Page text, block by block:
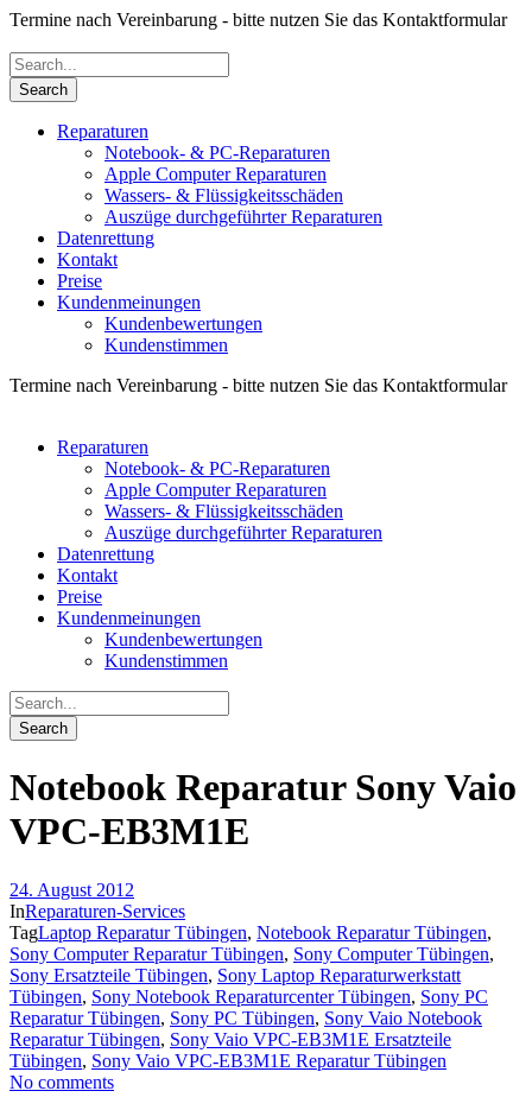
Termine nach Vereinbarung - bitte nutzen Sie das Kontaktformular
Reparaturen
Notebook- & PC-Reparaturen
Apple Computer Reparaturen
Wassers- & Flüssigkeitsschäden
Auszüge durchgeführter Reparaturen
Datenrettung
Kontakt
Preise
Kundenmeinungen
Kundenbewertungen
Kundenstimmen
Termine nach Vereinbarung - bitte nutzen Sie das Kontaktformular
Reparaturen
Notebook- & PC-Reparaturen
Apple Computer Reparaturen
Wassers- & Flüssigkeitsschäden
Auszüge durchgeführter Reparaturen
Datenrettung
Kontakt
Preise
Kundenmeinungen
Kundenbewertungen
Kundenstimmen
Notebook Reparatur Sony Vaio
VPC-EB3M1E
24. August 2012
InReparaturen-Services
TagLaptop Reparatur Tübingen, Notebook Reparatur Tübingen,
Sony Computer Reparatur Tübingen, Sony Computer Tübingen,
Sony Ersatzteile Tübingen, Sony Laptop Reparaturwerkstatt
Tübingen, Sony Notebook Reparaturcenter Tübingen, Sony PC
Reparatur Tübingen, Sony PC Tübingen, Sony Vaio Notebook
Reparatur Tübingen, Sony Vaio VPC-EB3M1E Ersatzteile
Tübingen, Sony Vaio VPC-EB3M1E Reparatur Tübingen
No comments